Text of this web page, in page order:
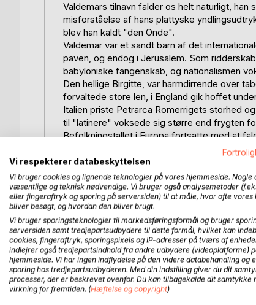
Valdemars tilnavn falder os helt naturligt,
misforståelse af hans plattyske
blev han kaldt "den Onde".
Valdemar var et sandt barn af det
paven, og endog i Jerusalem. Som
babyloniske fangenskab, og nationalismen
Den hellige Birgitte, var harmdirrende over
forvaltede store len, i England gik hoffet
Italien priste Petrarca Romerrigets storhed
til "latinere" voksede sig større end frygten
Befolkningstallet i Europa fortsatte med at
forsøgte den ene opstand efter den anden,
frie, semi-demokratiske, kommuner
under fyrsteligt styre, for de italienske
condottiere som John Hawkwood. Men der
gentagne gange slået af infanterister:
Poitiers og schweiziske borgere og
til et Underhus i det engelske parlament og
Bogen er en fortsættelse af:
"Dronning Edels familie", der sluttede med
"Absalons Europa" om Valdemarerne, til 1241,
Vi respekterer databeskyttelsen
Vi bruger cookies og lignende teknologier på vores hjemmeside. Nogle
væsentlige og teknisk nødvendige. Vi bruger også analysemetoder
eller fingeraftryk og sporing på serversiden) til at måle, hvor ofte vores
bliver besøgt, og hvordan den bliver brugt.
Vi bruger sporingsteknologier til markedsføringsformål og bruger
serversiden samt tredjepartsudbydere til dette formål, hvilket kan
cookies, fingeraftryk, sporingspixels og IP-adresser på tværs af
indlejrer også tredjepartsindhold fra andre udbydere (videoplatforme)
hjemmeside. Vi har ingen indflydelse på den videre databehandling og
sporing hos tredjepartsudbyderen. Med din indstilling giver du dit
processer, der er beskrevet ovenfor. Du kan tilbagekalde dit samtykke
virkning for fremtiden. (Hæftelse og copyright)